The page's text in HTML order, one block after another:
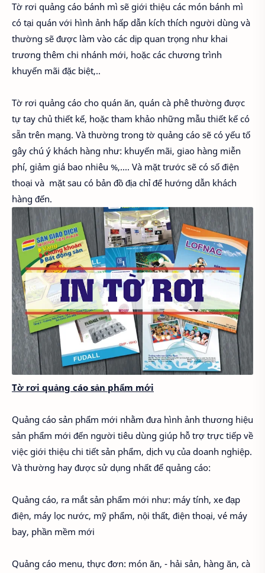
Tờ rơi quảng cáo bánh mì sẽ giới thiệu các món bánh mì
có tại quán với hình ảnh hấp dẫn kích thích người dùng và
thường sẽ được làm vào các dịp quan trọng như khai
trương thêm chi nhánh mới, hoặc các chương trình
khuyến mãi đặc biệt,..
Tờ rơi quảng cáo cho quán ăn, quán cà phê thường được
tự tay chủ thiết kế, hoặc tham khảo những mẫu thiết kế có
sẵn trên mạng. Và thường trong tờ quảng cáo sẽ có yếu tố
gây chú ý khách hàng như: khuyến mãi, giao hàng miễn
phí, giảm giá bao nhiêu %,.... Và mặt trước sẽ có số điện
thoại và mặt sau có bản đồ địa chỉ để hướng dẫn khách
hàng đến.
Tờ rơi quảng cáo sản phẩm mới
Quảng cáo sản phẩm mới nhằm đưa hình ảnh thương hiệu
sản phẩm mới đến người tiêu dùng giúp hỗ trợ trực tiếp về
việc giới thiệu chi tiết sản phẩm, dịch vụ của doanh nghiệp.
Và thường hay được sử dụng nhất để quảng cáo:
Quảng cáo, ra mắt sản phẩm mới như: máy tính, xe đạp
điện, máy lọc nước, mỹ phẩm, nội thất, điện thoại, vé máy
bay, phần mềm mới
Quảng cáo menu, thực đơn: món ăn, - hải sản, hàng ăn, cà